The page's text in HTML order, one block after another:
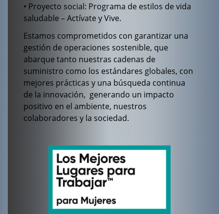
• Proyecto social: Programa de estilos de vida
saludable – Actívate y Vive.
Estamos comprometidos con garantizar una
gestión de operaciones sostenible, que
abarque tanto nuestras cadenas de
suministro como los estándares globales, con
mejores prácticas y una búsqueda continua
de la innovación, generando un impacto
positivo en el ambiente, nuestros
colaboradores y la sociedad.